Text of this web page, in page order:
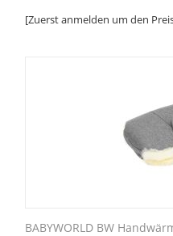
[Zuerst anmelden um den
BABYWORLD BW